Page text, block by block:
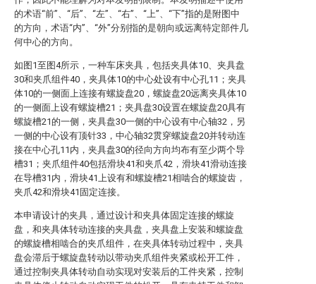
的术语“前”、“后”、“左”、“右”、“上”、“下”指的是附图中
的方向，术语“内”、“外”分别指的是朝向或远离特定部件几
何中心的方向。
如图1至图4所示，一种车床夹具，包括夹具体10、夹具盘
30和夹爪组件40，夹具体10的中心处设有中心孔11；夹具
体10的一侧面上连接有螺旋盘20，螺旋盘20远离夹具体10
的一侧面上设有螺旋槽21；夹具盘30设置在螺旋盘20具有
螺旋槽21的一侧，夹具盘30一侧的中心设有中心轴32，另
一侧的中心设有顶针33，中心轴32贯穿螺旋盘20并转动连
接在中心孔11内，夹具盘30的径向方向均布有至少两个导
槽31；夹爪组件40包括滑块41和夹爪42，滑块41滑动连接
在导槽31内，滑块41上设有和螺旋槽21相啮合的螺旋齿，
夹爪42和滑块41固定连接。
本申请设计的夹具，通过设计和夹具体固定连接的螺旋
盘，和夹具体转动连接的夹具盘，夹具盘上安装和螺旋盘
的螺旋槽相啮合的夹爪组件，在夹具体转动过程中，夹具
盘会滞后于螺旋盘转动以带动夹爪组件夹紧或松开工件，
通过控制夹具体转动自动实现对安装后的工件夹紧，控制